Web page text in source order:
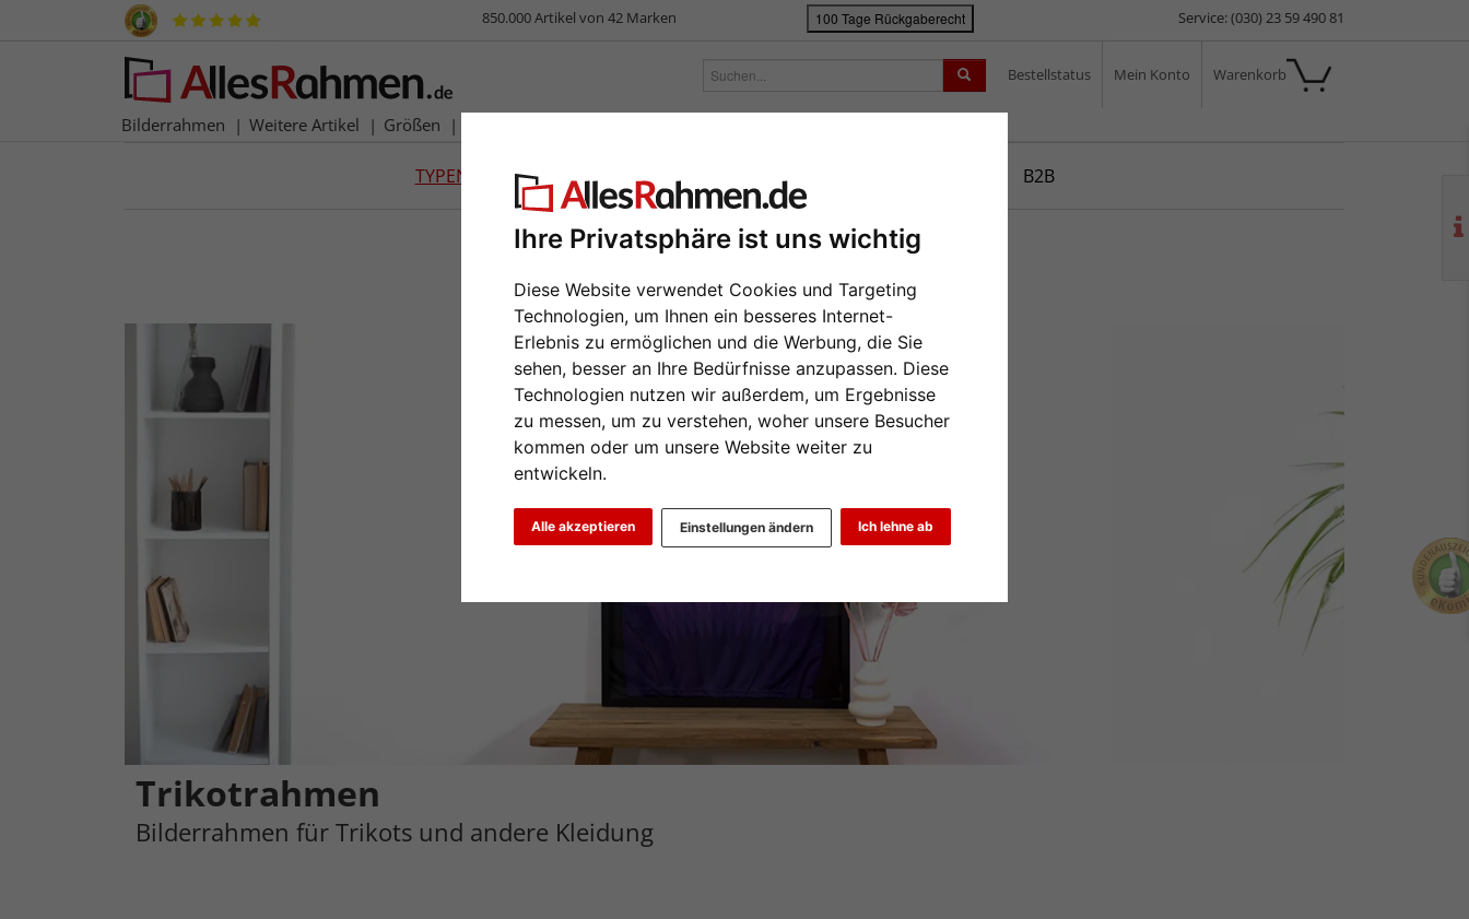
Ihre Privatsphäre ist uns wichtig
Diese Website verwendet Cookies und Targeting
Technologien, um Ihnen ein besseres Internet-
Erlebnis zu ermöglichen und die Werbung, die Sie
sehen, besser an Ihre Bedürfnisse anzupassen. Diese
Technologien nutzen wir außerdem, um Ergebnisse
zu messen, um zu verstehen, woher unsere Besucher
kommen oder um unsere Website weiter zu
entwickeln.
Alle akzeptieren Ich lehne ab
Einstellungen ändern
850.000 Artikel von 42 Marken 100 Tage Rückgaberecht Service: (030) 23 59 490 81
Bestellstatus Mein Konto Warenkorb
Bilderrahmen Weitere Artikel Größen
TYPEN RATGEBER GESCHENKIDEEN B2B
TYPEN TRIKOTRAHMEN
Trikotrahmen
Bilderrahmen für Trikots und andere Kleidung